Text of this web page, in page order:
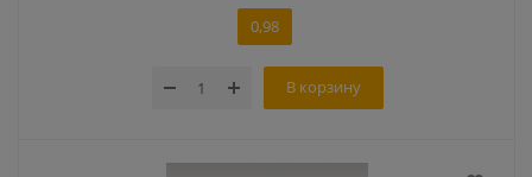
0,98
В корзину